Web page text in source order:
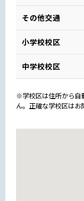
その他交通
小学校校区
中学校校区
※学校区は住所から自
ん。正確な学校区はお